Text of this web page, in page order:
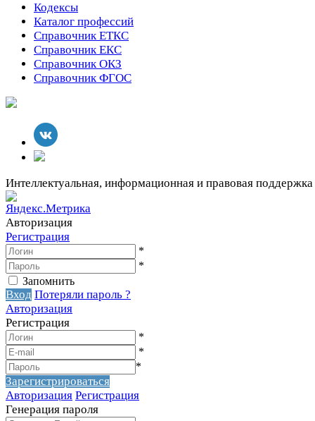
Кодексы
Каталог профессий
Справочник ЕТКС
Справочник ЕКС
Справочник ОКЗ
Справочник ФГОС
Интеллектуальная, информационная и правовая поддержка
Авторизация
Регистрация
*
*
Запомнить
Вход Потеряли пароль ?
Авторизация
Регистрация
*
*
*
Зарегистрироваться
Авторизация Регистрация
Генерация пароля